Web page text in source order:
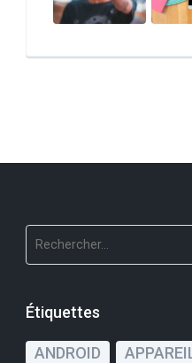
Rechercher :
Étiquettes
ANDROID